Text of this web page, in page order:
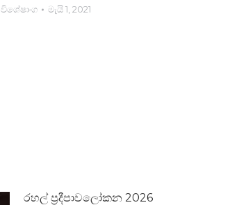
විශේෂාංග මැයි 1, 2021
රහල් ප්‍රදීපාවලෝකන 2026